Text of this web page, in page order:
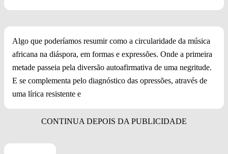
Algo que poderíamos resumir como a circularidade da música
africana na diáspora, em formas e expressões. Onde a primeira
metade passeia pela diversão autoafirmativa de uma negritude.
E se complementa pelo diagnóstico das opressões, através de
uma lírica resistente e